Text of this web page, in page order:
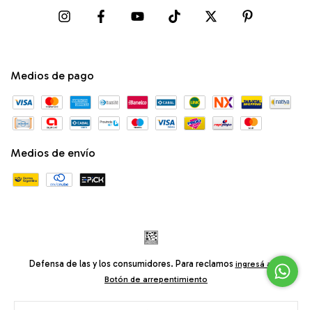
Medios de pago
Medios de envío
Defensa de las y los consumidores. Para reclamos ingresá acá.
Botón de arrepentimiento